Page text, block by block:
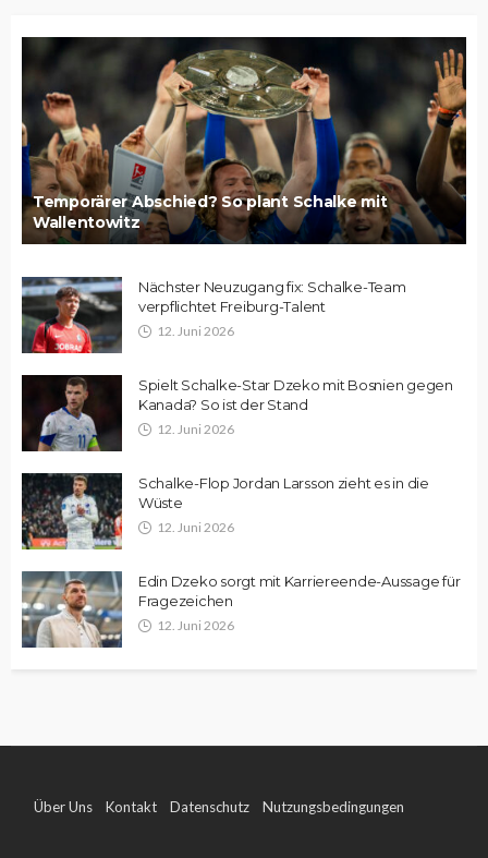
Temporärer Abschied? So plant Schalke mit
Wallentowitz
Nächster Neuzugang fix: Schalke-Team
verpflichtet Freiburg-Talent
12. Juni 2026
Spielt Schalke-Star Dzeko mit Bosnien gegen
Kanada? So ist der Stand
12. Juni 2026
Schalke-Flop Jordan Larsson zieht es in die
Wüste
12. Juni 2026
Edin Dzeko sorgt mit Karriereende-Aussage für
Fragezeichen
12. Juni 2026
Über Uns Kontakt Datenschutz Nutzungsbedingungen